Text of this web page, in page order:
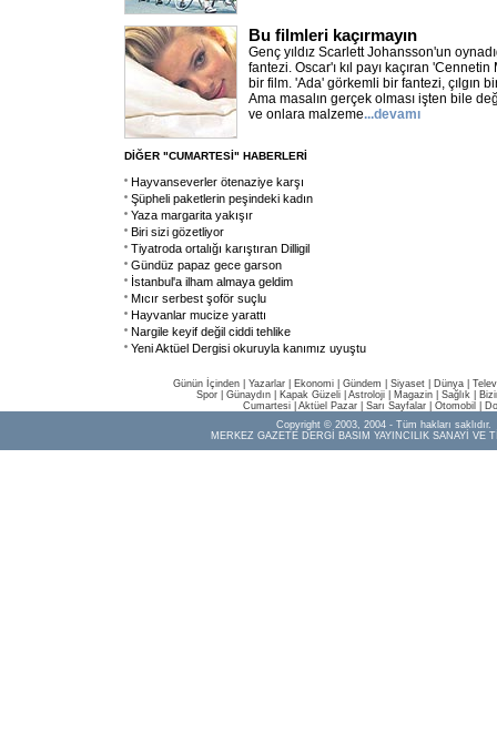
Bu filmleri kaçırmayın
Genç yıldız Scarlett Johansson'un
fantezi. Oscar'ı kıl payı kaçıran
bir film. 'Ada' görkemli bir fantezi, çılgın
Ama masalın gerçek olması işten bile
ve onlara malzeme...devamı
DİĞER "CUMARTESİ" HABERLERİ
Hayvanseverler ötenaziye karşı
Şüpheli paketlerin peşindeki kadın
Yaza margarita yakışır
Biri sizi gözetliyor
Tiyatroda ortalığı karıştıran Dilligil
Gündüz papaz gece garson
İstanbul'a ilham almaya geldim
Mıcır serbest şoför suçlu
Hayvanlar mucize yarattı
Nargile keyif değil ciddi tehlike
Yeni Aktüel Dergisi okuruyla kanımız uyuştu
Günün İçinden Yazarlar Ekonomi Gündem Siyaset Dünya |
Spor
Günaydın Kapak Güzeli Astroloji Magazin Sağlık
Cumartesi| Aktüel Pazar| Sarı Sayfalar| Otomobil
Copyright © 2003, 2004 - Tüm hakları saklıdır.
MERKEZ GAZETE DERGİ BASIM YAYINCILIK SANAYİ VE